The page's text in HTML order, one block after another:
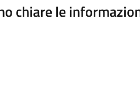
chiare le